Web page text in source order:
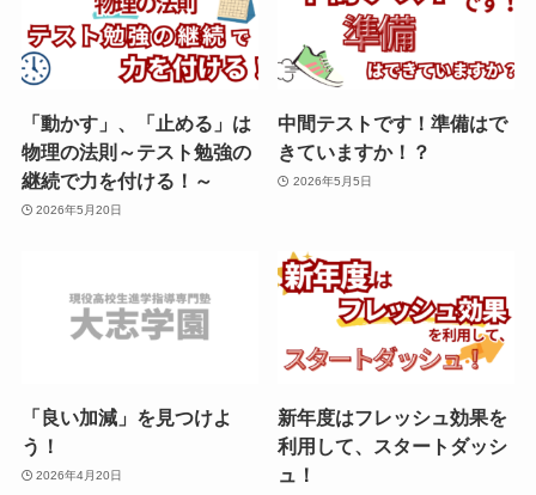
「動かす」、「止める」は
物理の法則～テスト勉強の
継続で力を付ける！～
2026年5月20日
中間テストです！準備はで
きていますか！？
2026年5月5日
「良い加減」を見つけよ
う！
2026年4月20日
新年度はフレッシュ効果を
利用して、スタートダッシ
ュ！